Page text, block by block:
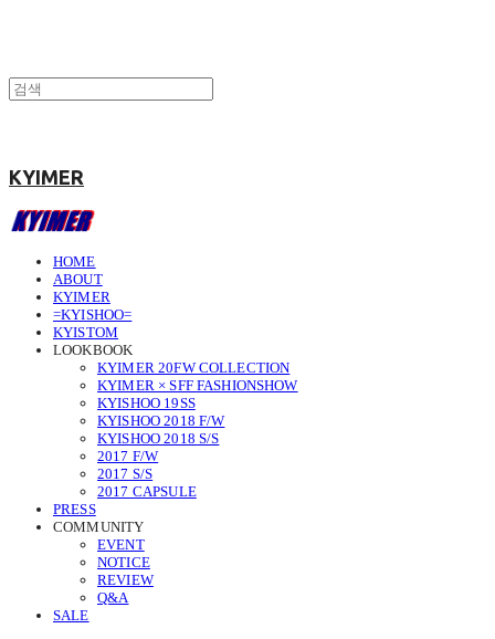
KYIMER
HOME
ABOUT
KYIMER
=KYISHOO=
KYISTOM
LOOKBOOK
KYIMER 20FW COLLECTION
KYIMER × SFF FASHIONSHOW
KYISHOO 19SS
KYISHOO 2018 F/W
KYISHOO 2018 S/S
2017 F/W
2017 S/S
2017 CAPSULE
PRESS
COMMUNITY
EVENT
NOTICE
REVIEW
Q&A
SALE